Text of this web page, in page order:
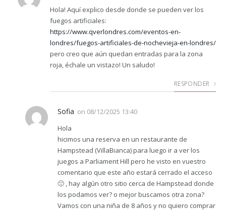
Hola! Aquí explico desde donde se pueden ver los
fuegos artificiales:
https://www.qverlondres.com/eventos-en-
londres/fuegos-artificiales-de-nochevieja-en-londres/
pero creo que aún quedan entradas para la zona
roja, échale un vistazo! Un saludo!
RESPONDER
Sofia on 08/12/2025 13:40
Hola
hicimos una reserva en un restaurante de
Hampstead (VillaBianca) para luego ir a ver los
juegos a Parliament Hill pero he visto en vuestro
comentario que este año estará cerrado el acceso
🙁 , hay algún otro sitio cerca de Hampstead donde
los podamos ver? o mejor buscamos otra zona?
Vamos con una niña de 8 años y no quiero comprar